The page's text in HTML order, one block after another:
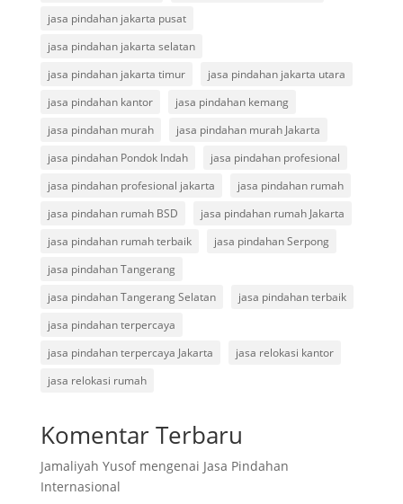
jasa pindahan jakarta pusat
jasa pindahan jakarta selatan
jasa pindahan jakarta timur
jasa pindahan jakarta utara
jasa pindahan kantor
jasa pindahan kemang
jasa pindahan murah
jasa pindahan murah Jakarta
jasa pindahan Pondok Indah
jasa pindahan profesional
jasa pindahan profesional jakarta
jasa pindahan rumah
jasa pindahan rumah BSD
jasa pindahan rumah Jakarta
jasa pindahan rumah terbaik
jasa pindahan Serpong
jasa pindahan Tangerang
jasa pindahan Tangerang Selatan
jasa pindahan terbaik
jasa pindahan terpercaya
jasa pindahan terpercaya Jakarta
jasa relokasi kantor
jasa relokasi rumah
Komentar Terbaru
Jamaliyah Yusofmengenai Jasa Pindahan
Internasional